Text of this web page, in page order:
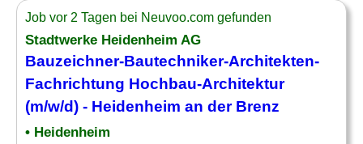
Job vor 2 Tagen bei Neuvoo.com gefunden
Stadtwerke Heidenheim AG
Bauzeichner-Bautechniker-Architekten-
Fachrichtung Hochbau-Architektur
(m/w/d) - Heidenheim an der Brenz
• Heidenheim